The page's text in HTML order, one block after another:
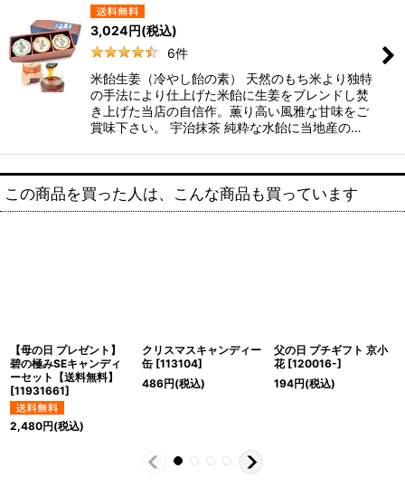
3,024円(税込)
6件
米飴生姜（冷やし飴の素） 天然のもち米より独特
の手法により仕上げた米飴に生姜をブレンドし焚
き上げた当店の自信作。薫り高い風雅な甘味をご
賞味下さい。 宇治抹茶 純粋な水飴に当地産の…
この商品を買った人は、こんな商品も買っています
【母の日 プレゼント】
碧の極みSEキャンディ
ーセット【送料無料】
[11931661]
2,480円(税込)
クリスマスキャンディー
缶 [113104]
486円(税込)
父の日 プチギフト 京小
花 [120016-]
194円(税込)